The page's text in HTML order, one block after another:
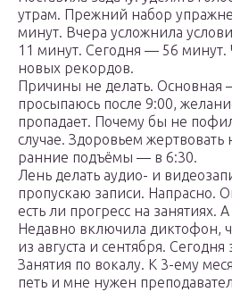
утрам. Прежний набор
минут. Вчера усложнила
11 минут. Сегодня — 56 минут.
новых рекордов.
Причины не делать. Основная
просыпаюсь после 9:00,
пропадает. Почему бы не
случае. Здоровьем
ранние подъёмы — в 6:30.
Лень делать аудио- и
пропускаю записи. Напрасно.
есть ли прогресс на занятиях.
Недавно включила диктофон,
из августа и сентября.
Занятия по вокалу. К 3-ему
петь и мне нужен